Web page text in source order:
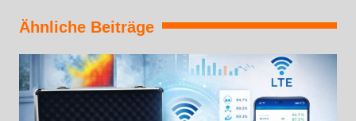
Ähnliche Beiträge